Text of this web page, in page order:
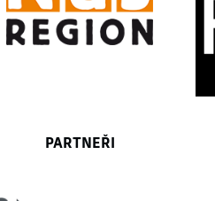
PARTNEŘI